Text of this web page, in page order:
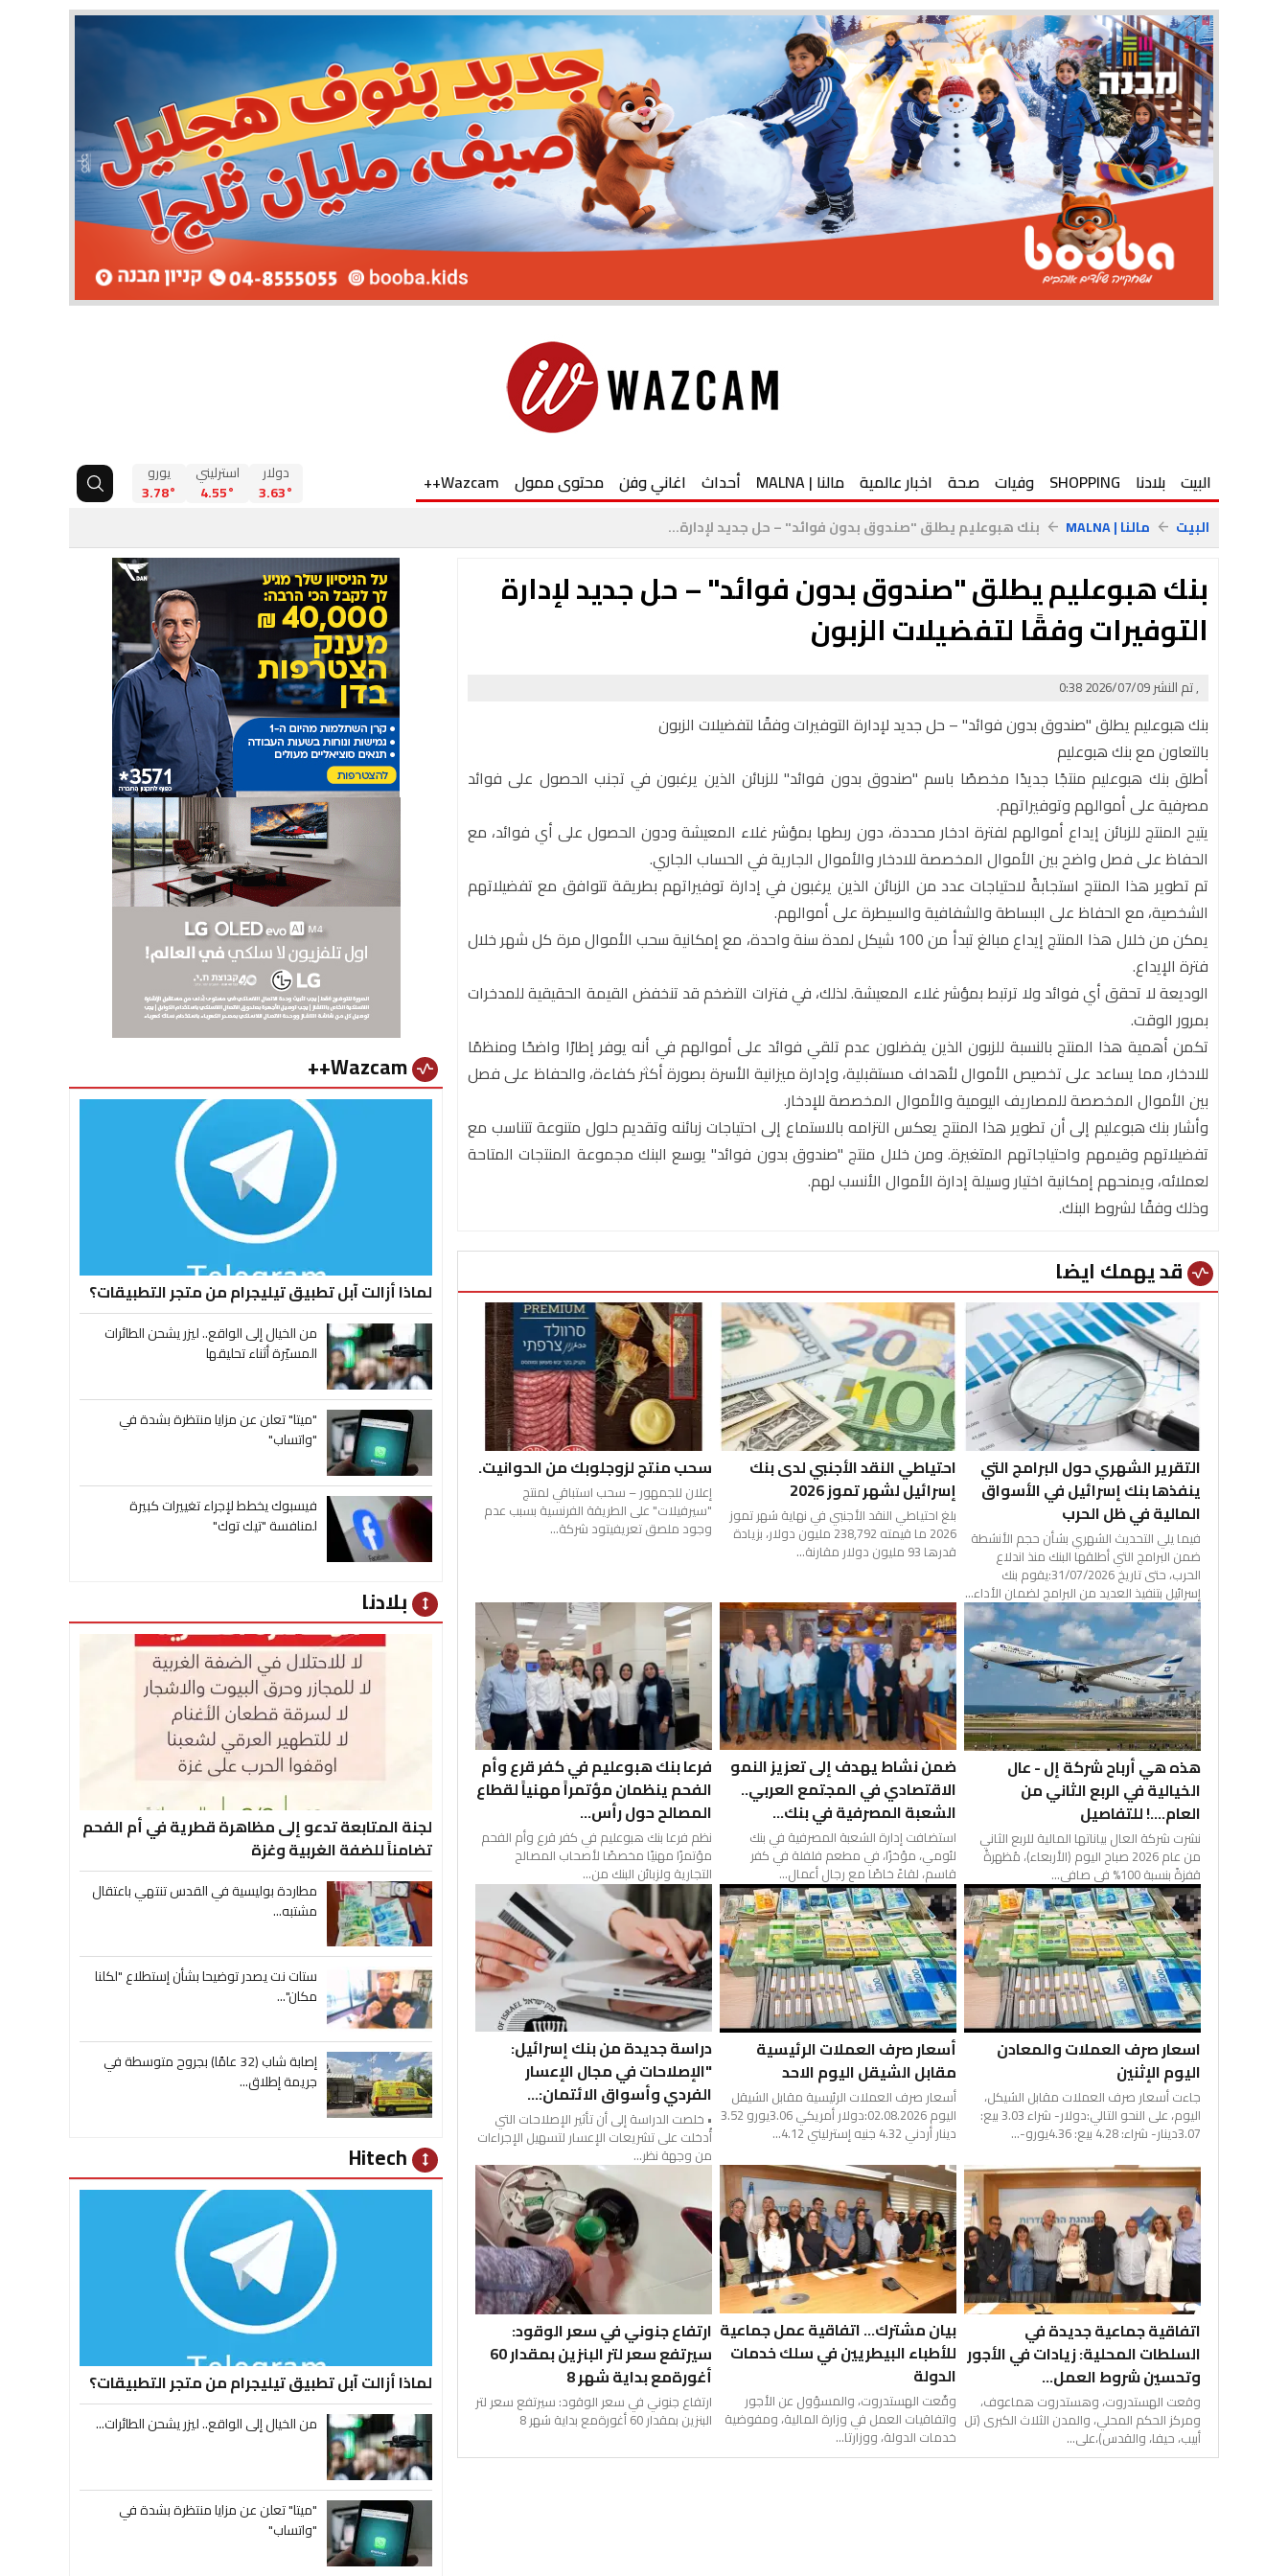
البيت بلادنا SHOPPING وفيات صحة اخبار عالمية مالنا | MALNA أحداث اغاني وفن محتوى ممول Wazcam++ دولار
3.63°
استرليني
4.55°
يورو
3.78°
البيت arrow_back مالنا | MALNA arrow_back بنك هبوعليم يطلق "صندوق بدون فوائد" – حل جديد لإدارة...
بنك هبوعليم يطلق "صندوق بدون فوائد" – حل جديد لإدارة
التوفيرات وفقًا لتفضيلات الزبون
, تم النشر 2026/07/09 0:38
بنك هبوعليم يطلق "صندوق بدون فوائد" – حل جديد لإدارة التوفيرات وفقًا لتفضيلات الزبون
بالتعاون مع بنك هبوعليم
أطلق بنك هبوعليم منتجًا جديدًا مخصصًا باسم "صندوق بدون فوائد" للزبائن الذين يرغبون في تجنب الحصول على فوائد
مصرفية على أموالهم وتوفيراتهم.
يتيح المنتج للزبائن إيداع أموالهم لفترة ادخار محددة، دون ربطها بمؤشر غلاء المعيشة ودون الحصول على أي فوائد، مع
الحفاظ على فصل واضح بين الأموال المخصصة للادخار والأموال الجارية في الحساب الجاري.
تم تطوير هذا المنتج استجابةً لاحتياجات عدد من الزبائن الذين يرغبون في إدارة توفيراتهم بطريقة تتوافق مع تفضيلاتهم
الشخصية، مع الحفاظ على البساطة والشفافية والسيطرة على أموالهم.
يمكن من خلال هذا المنتج إيداع مبالغ تبدأ من 100 شيكل لمدة سنة واحدة، مع إمكانية سحب الأموال مرة كل شهر خلال
فترة الإيداع.
الوديعة لا تحقق أي فوائد ولا ترتبط بمؤشر غلاء المعيشة. لذلك، في فترات التضخم قد تنخفض القيمة الحقيقية للمدخرات
بمرور الوقت.
تكمن أهمية هذا المنتج بالنسبة للزبون الذين يفضلون عدم تلقي فوائد على أموالهم في أنه يوفر إطارًا واضحًا ومنظمًا
للادخار، مما يساعد على تخصيص الأموال لأهداف مستقبلية، وإدارة ميزانية الأسرة بصورة أكثر كفاءة، والحفاظ على فصل
بين الأموال المخصصة للمصاريف اليومية والأموال المخصصة للإدخار.
وأشار بنك هبوعليم إلى أن تطوير هذا المنتج يعكس التزامه بالاستماع إلى احتياجات زبائنه وتقديم حلول متنوعة تتناسب مع
تفضيلاتهم وقيمهم واحتياجاتهم المتغيرة. ومن خلال منتج "صندوق بدون فوائد" يوسع البنك مجموعة المنتجات المتاحة
لعملائه، ويمنحهم إمكانية اختيار وسيلة إدارة الأموال الأنسب لهم.
وذلك وفقًا لشروط البنك.
vital_signs قد يهمك ايضا
التقرير الشهري حول البرامج التي
ينفذها بنك إسرائيل في الأسواق
المالية في ظل الحرب
فيما يلي التحديث الشهري بشأن حجم الأنشطة
ضمن البرامج التي أطلقها البنك منذ اندلاع
الحرب، حتى تاريخ 31/07/2026:يقوم بنك
إسرائيل بتنفيذ العديد من البرامج لضمان الأداء...
احتياطي النقد الأجنبي لدى بنك
إسرائيل لشهر تموز 2026
بلغ احتياطي النقد الأجنبي في نهاية شهر تموز
2026 ما قيمته 238,792 مليون دولار، بزيادة
قدرها 93 مليون دولار مقارنة...
سحب منتج لزوجلوبك من الحوانيت.
إعلان للجمهور – سحب استباقي لمنتج
"سيرفيلات" على الطريقة الفرنسية بسبب عدم
وجود ملصق تعريفيتود شركة...
هذه هي أرباح شركة إل - عال
الخيالية في الربع الثاني من
العام....! للتفاصيل
نشرت شركة العال بياناتها المالية للربع الثاني
من عام 2026 صباح اليوم (الأربعاء)، مُظهرةً
قفزةً بنسبة 100% في صافي...
ضمن نشاط يهدف إلى تعزيز النمو
الاقتصادي في المجتمع العربي..
الشعبة المصرفية في بنك...
استضافت إدارة الشعبة المصرفية في بنك
لئومي، مؤخرًا، في مطعم فلفلة في كفر
قاسم، لقاءً خاصًا مع رجال أعمال...
فرعا بنك هبوعليم في كفر قرع وأم
الفحم ينظمان مؤتمراً مهنياً لقطاع
المصالح حول رأس...
نظم فرعا بنك هبوعليم في كفر قرع وأم الفحم
مؤتمرًا مهنيًا مخصصًا لأصحاب المصالح
التجارية ولزبائن البنك من...
اسعار صرف العملات والمعادن
اليوم الإثنين
جاءت أسعار صرف العملات مقابل الشيكل،
اليوم، على النحو التالي:دولار- شراء 3.03 بيع:
3.07دينار- شراء: 4.28 بيع: 4.36يورو-...
أسعار صرف العملات الرئيسية
مقابل الشيقل اليوم الاحد
أسعار صرف العملات الرئيسية مقابل الشيقل
اليوم 02.08.2026:دولار أمريكي 3.06يورو 3.52
دينار أردني 4.32 جنيه إسترليني 4.12...
دراسة جديدة من بنك إسرائيل:
"الإصلاحات في مجال الإعسار
الفردي وأسواق الائتمان:...
• خلصت الدراسة إلى أن تأثير الإصلاحات التي
أُدخلت على تشريعات الإعسار لتسهيل الإجراءات
من وجهة نظر...
اتفاقية جماعية جديدة في
السلطات المحلية: زيادات في الأجور
وتحسين شروط العمل...
وقعت الهستدروت، وهستدروت هماعوف،
ومركز الحكم المحلي، والمدن الثلاث الكبرى (تل
أبيب، حيفا، والقدس)،على...
بيان مشترك... اتفاقية عمل جماعية
للأطباء البيطريين في سلك خدمات
الدولة
وقّعت الهستدروت، والمسؤول عن الأجور
واتفاقيات العمل في وزارة المالية، ومفوضية
خدمات الدولة، ووزارتا...
ارتفاع جنوني في سعر الوقود:
سيرتفع سعر لتر البنزين بمقدار 60
أغورةمع بداية شهر 8
ارتفاع جنوني في سعر الوقود: سيرتفع سعر لتر
البنزين بمقدار 60 أغورةمع بداية شهر 8
vital_signs
لماذا أزالت آبل تطبيق تيليجرام من متجر التطبيقات؟
من الخيال إلى الواقع.. ليزر يشحن الطائرات
المسيّرة أثناء تحليقها
"ميتا" تعلن عن مزايا منتظرة بشدة في
"واتساب"
فيسبوك يخطط لإجراء تغييرات كبيرة
لمنافسة "تيك توك"
height بلادنا
لجنة المتابعة تدعو إلى مظاهرة قطرية في أم الفحم
تضامناً للضفة الغربية وغزة
مطاردة بوليسية في القدس تنتهي باعتقال
مشتبه...
ستات نت يصدر توضيحا بشأن إستطلاع "لكلنا
مكان"...
إصابة شاب (32 عامًا) بجروح متوسطة في
جريمة إطلاق...
height
لماذا أزالت آبل تطبيق تيليجرام من متجر التطبيقات؟
من الخيال إلى الواقع.. ليزر يشحن الطائرات...
"ميتا" تعلن عن مزايا منتظرة بشدة في
"واتساب"